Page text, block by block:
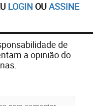
LOGIN OUASSINE
de
a opinião do